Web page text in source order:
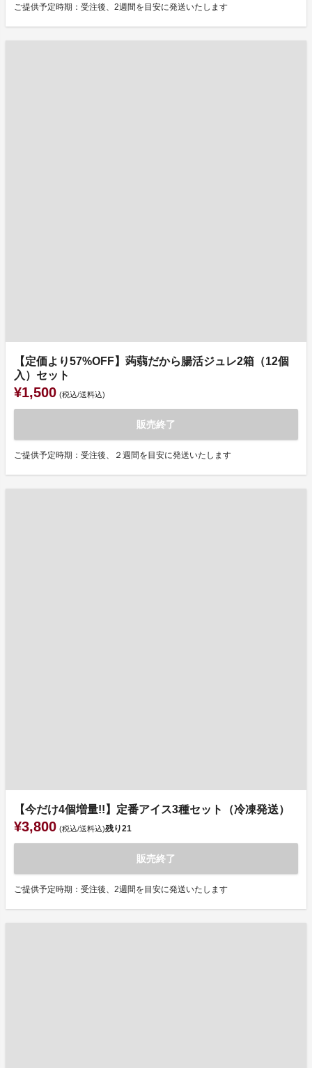
ご提供予定時期：受注後、2週間を目安に発送いたします
【定価より57%OFF】蒟蒻だから腸活ジュレ2箱（12個
入）セット
¥1,500 (税込/送料込)
販売終了
ご提供予定時期：受注後、２週間を目安に発送いたします
【今だけ4個増量!!】定番アイス3種セット（冷凍発送）
¥3,800 (税込/送料込)残り21
販売終了
ご提供予定時期：受注後、2週間を目安に発送いたします